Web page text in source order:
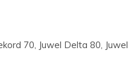
70, Juwel Delta 80, Juwel